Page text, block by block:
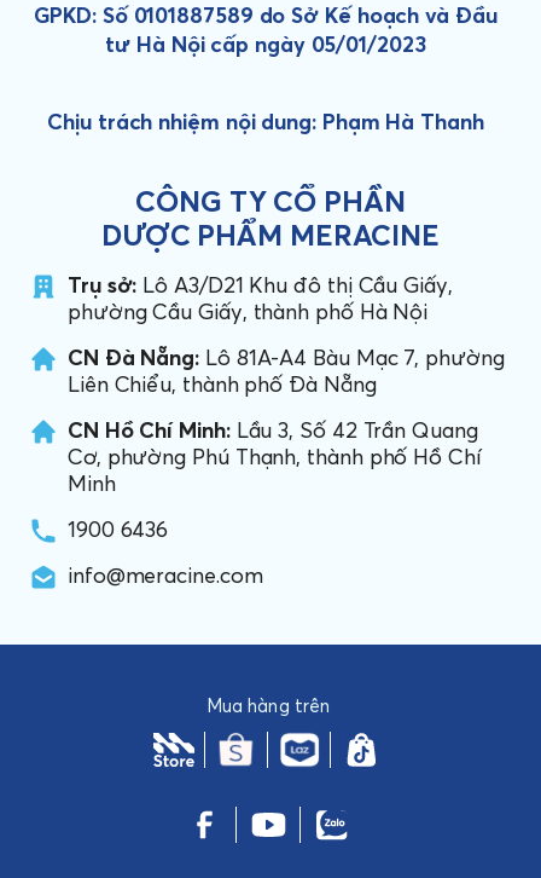
GPKD: Số 0101887589 do Sở Kế hoạch và Đầu
tư Hà Nội cấp ngày 05/01/2023
Chịu trách nhiệm nội dung: Phạm Hà Thanh
CÔNG TY CỔ PHẦN
DƯỢC PHẨM MERACINE
Trụ sở: Lô A3/D21 Khu đô thị Cầu Giấy,
phường Cầu Giấy, thành phố Hà Nội
CN Đà Nẵng: Lô 81A-A4 Bàu Mạc 7, phường
Liên Chiểu, thành phố Đà Nẵng
CN Hồ Chí Minh:Lầu 3, Số 42 Trần Quang
Cơ, phường Phú Thạnh, thành phố Hồ Chí
Minh
1900 6436
info@meracine.com
Mua hàng trên